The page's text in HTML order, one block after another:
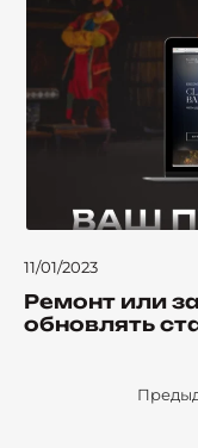
11/01/2023
Ремонт или
обновлять